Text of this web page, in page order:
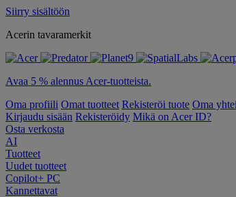
Siirry sisältöön
Acerin tavaramerkit
Avaa 5 % alennus Acer-tuotteista.
Oma profiili Omat tuotteet Rekisteröi tuote Oma
Kirjaudu sisään Rekisteröidy Mikä on Acer ID?
Osta verkosta
AI
Tuotteet
Uudet tuotteet
Copilot+ PC
Kannettavat